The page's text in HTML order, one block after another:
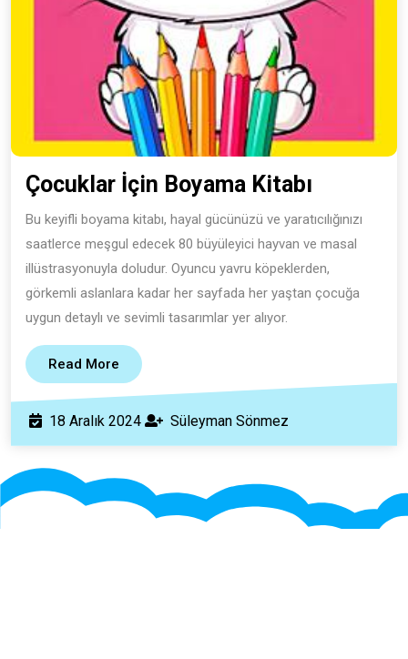
Çocuklar İçin Boyama Kitabı
İçin
Boyama
Kitabı
Bu keyifli boyama kitabı, hayal gücünüzü ve yaratıcılığınızı
saatlerce meşgul edecek 80 büyüleyici hayvan ve masal
illüstrasyonuyla doludur. Oyuncu yavru köpeklerden,
görkemli aslanlara kadar her sayfada her yaştan çocuğa
uygun detaylı ve sevimli tasarımlar yer alıyor.
Read More Read
More
18 Aralık 202418
Aralık
Süleyman Sönmez
Sönmez